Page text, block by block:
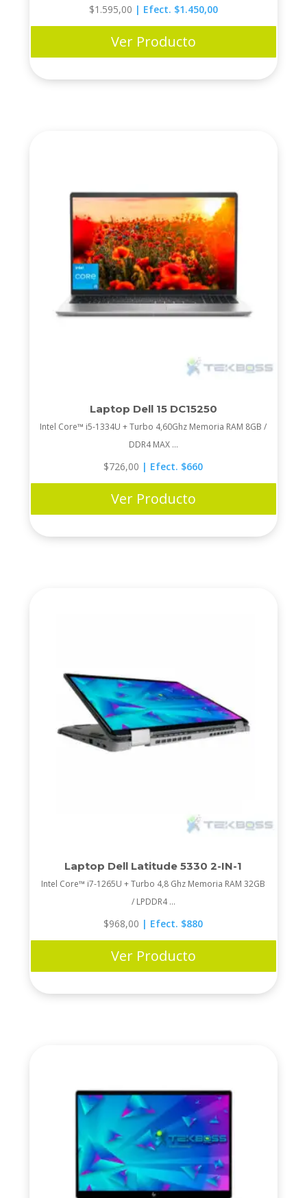
$1.595,00 | Efect. $1.450,00
Ver Producto
Laptop Dell 15 DC15250
Intel Core™ i5-1334U + Turbo 4,60Ghz Memoria RAM 8GB /
DDR4 MAX ...
$726,00 | Efect. $660
Ver Producto
Laptop Dell Latitude 5330 2-IN-1
Intel Core™ i7-1265U + Turbo 4,8 Ghz Memoria RAM 32GB
/ LPDDR4 ...
$968,00 | Efect. $880
Ver Producto